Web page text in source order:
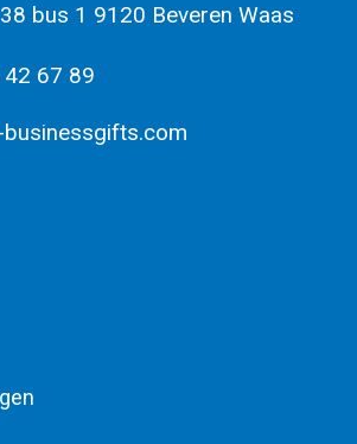
bus 1 9120 Beveren Waas
67 89
businessgifts.com